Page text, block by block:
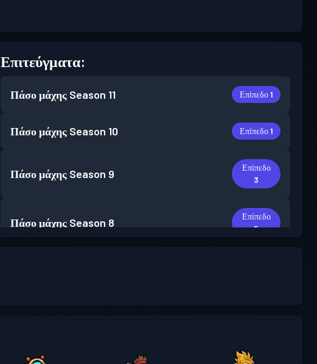
Επιτεύγματα:
Πάσο μάχης Season 11 Επίπεδο 1
Πάσο μάχης Season 10 Επίπεδο 1
Πάσο μάχης Season 9
Επίπεδο
3
Πάσο μάχης Season 8
Επίπεδο
5